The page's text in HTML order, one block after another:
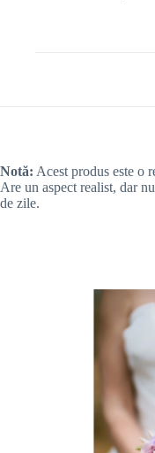
Notă: Acest produs este o
Are un aspect realist, dar
de zile.